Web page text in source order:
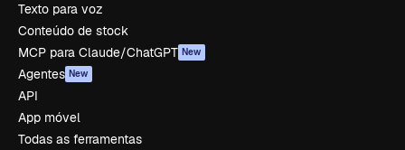
Texto para voz
Conteúdo de stock
MCP para Claude/ChatGPT New
Agentes New
API
App móvel
Todas as ferramentas